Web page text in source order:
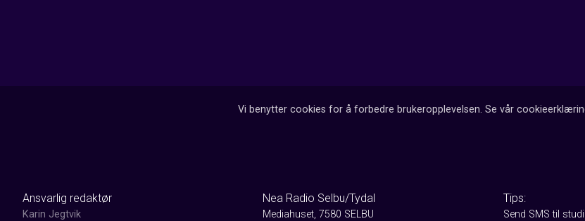
Vi benytter cookies for å forbedre brukeropplevelsen. Se vår
Ansvarlig redaktør
Karin Jegtvik
Nea Radio Selbu/Tydal
Mediahuset, 7580 SELBU
Tips:
Send SMS til